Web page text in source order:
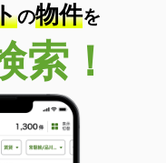
の物件を
索！